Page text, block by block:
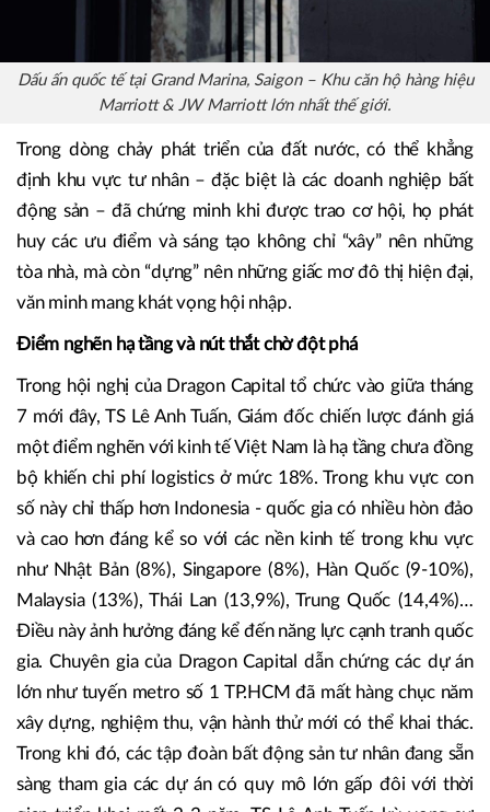
Dấu ấn quốc tế tại Grand Marina, Saigon – Khu căn hộ hàng hiệu
Marriott & JW Marriott lớn nhất thế giới.
Trong dòng chảy phát triển của đất nước, có thể khẳng
động sản – đã chứng minh khi được trao cơ hội, họ phát
huy các ưu điểm và sáng tạo không chỉ “xây” nên những
tòa nhà, mà còn “dựng” nên những giấc mơ đô thị hiện đại,
văn minh mang khát vọng hội nhập.
Điểm nghẽn hạ tầng và nút thắt chờ đột phá
Trong hội nghị của Dragon Capital tổ chức vào giữa tháng
7 mới đây, TS Lê Anh Tuấn, Giám đốc chiến lược đánh giá
một điểm nghẽn với kinh tế Việt Nam là hạ tầng chưa đồng
bộ khiến chi phí logistics ở mức 18%. Trong khu vực con
số này chỉ thấp hơn Indonesia - quốc gia có nhiều hòn đảo
và cao hơn đáng kể so với các nền kinh tế trong khu vực
như Nhật Bản (8%), Singapore (8%), Hàn Quốc (9-10%),
Malaysia (13%), Thái Lan (13,9%), Trung Quốc (14,4%)…
Điều này ảnh hưởng đáng kể đến năng lực cạnh tranh quốc